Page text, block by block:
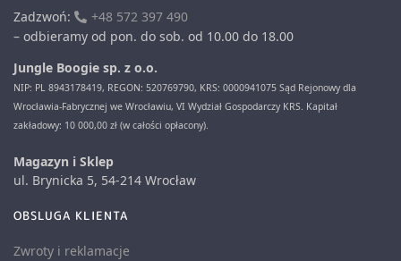
Zadzwoń:
+48 572 397 490
– odbieramy od pon. do sob. od 10.00 do 18.00
Jungle Boogie sp. z o.o.
NIP: PL 8943178419, REGON: 520769790, KRS: 0000941075 Sąd Rejonowy dla
Wrocławia-Fabrycznej we Wrocławiu, VI Wydział Gospodarczy KRS. Kapitał
zakładowy: 10 000,00 zł (w całości opłacony).
Magazyn i Sklep
ul. Brynicka 5, 54-214 Wrocław
OBSLUGA KLIENTA
Zwroty i reklamacje